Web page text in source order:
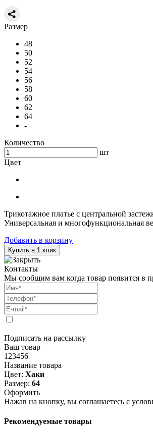
Размер
48
50
52
54
56
58
60
62
64
-
Количество
шт
Цвет
Трикотажное платье с центральной
Универсальная и многофункциональная
Добавить в корзину
Купить в 1 клик
Контакты
Мы сообщим вам когда товар появится в
Подписать на рассылку
Ваш товар
123456
Название товара
Цвет: Хаки
Размер: 64
Оформить
Нажав на кнопку, вы соглашаетесь с
Рекомендуемые товары